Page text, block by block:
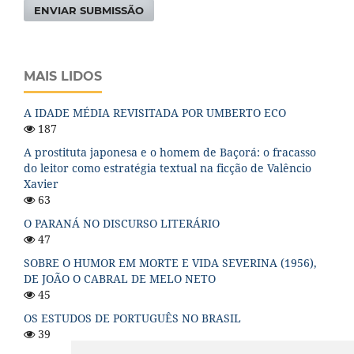
ENVIAR SUBMISSÃO
MAIS LIDOS
A IDADE MÉDIA REVISITADA POR UMBERTO ECO
187
A prostituta japonesa e o homem de Baçorá: o fracasso
do leitor como estratégia textual na ficção de Valêncio
Xavier
63
O PARANÁ NO DISCURSO LITERÁRIO
47
SOBRE O HUMOR EM MORTE E VIDA SEVERINA (1956),
DE JOÃO O CABRAL DE MELO NETO
45
OS ESTUDOS DE PORTUGUÊS NO BRASIL
39